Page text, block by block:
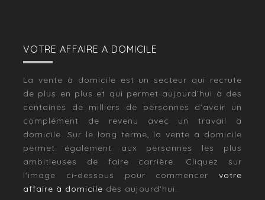
VOTRE AFFAIRE A DOMICILE
La vente à domicile est un secteur qui recrute
de plus en plus et qui permet aujourd’hui à des
centaines de milliers de personnes d’avoir un
complément de revenu avec un travail à
domicile. Sur le long terme, la vente à domicile
permet également aux personnes les plus
ambitieuses de faire carrière. Cliquez sur
l'image ci-dessous pour commencer votre
affaire à domicile dès aujourd'hui.